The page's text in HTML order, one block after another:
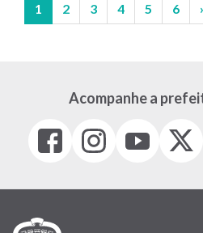
Página
atual
1 Página
2 Página
3 Página
4 Página
5 6
Acompanhe a
Facebook
(link
em
janela)
Instagram
(link
em
(link
em
(Antigo
(link